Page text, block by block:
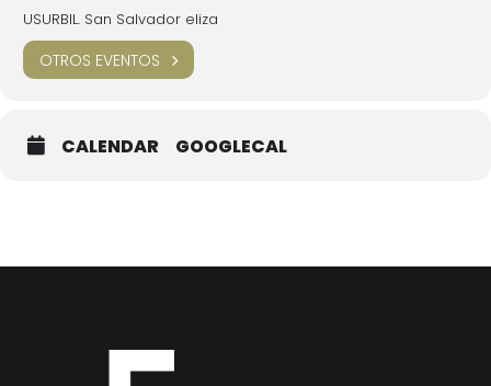
USURBIL. San Salvador eliza
OTROS EVENTOS
CALENDAR GOOGLECAL